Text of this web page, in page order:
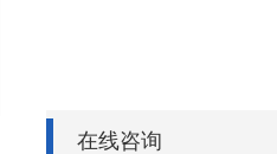
在线咨询